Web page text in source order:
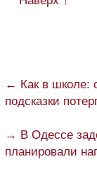
← Как в школе:
подсказки
→ В Одессе
планировали